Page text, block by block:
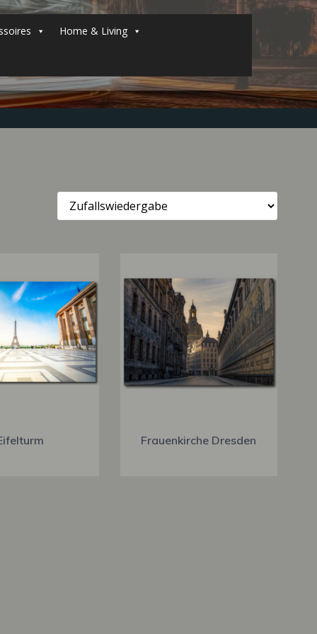
Home & Living
Frauenkirche Dresden